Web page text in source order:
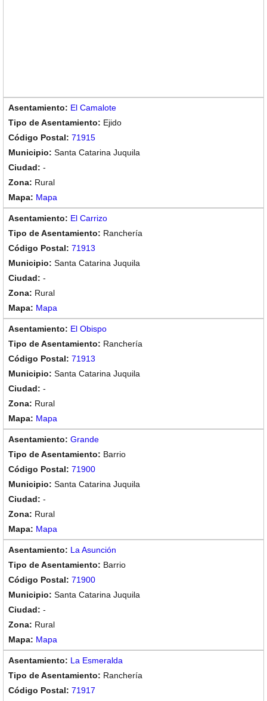
El Camalote
Ejido
71915
Santa Catarina Juquila
-
Rural
Mapa
El Carrizo
Ranchería
71913
Santa Catarina Juquila
-
Rural
Mapa
El Obispo
Ranchería
71913
Santa Catarina Juquila
-
Rural
Mapa
Grande
Barrio
71900
Santa Catarina Juquila
-
Rural
Mapa
La Asunción
Barrio
71900
Santa Catarina Juquila
-
Rural
Mapa
La Esmeralda
Ranchería
71917